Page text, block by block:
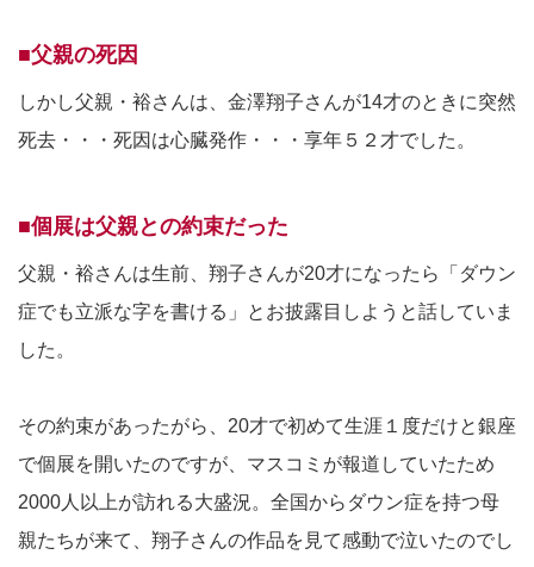
■父親の死因
しかし父親・裕さんは、金澤翔子さんが14才のときに突然
死去・・・死因は心臓発作・・・享年５２才でした。
■個展は父親との約束だった
父親・裕さんは生前、翔子さんが20才になったら「ダウン
症でも立派な字を書ける」とお披露目しようと話していま
した。
その約束があったがら、20才で初めて生涯１度だけと銀座
で個展を開いたのですが、マスコミが報道していたため
2000人以上が訪れる大盛況。全国からダウン症を持つ母
親たちが来て、翔子さんの作品を見て感動で泣いたのでし